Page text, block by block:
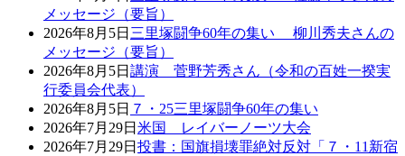
メッセージ（要旨）
2026年8月5日 三里塚闘争60年の集い 柳川秀夫さんの
メッセージ（要旨）
2026年8月5日 講演 菅野芳秀さん（令和の百姓一揆実
行委員会代表）
2026年8月5日 ７・25三里塚闘争60年の集い
2026年7月29日 米国 レイバーノーツ大会
2026年7月29日 投書：国旗損壊罪絶対反対「７・11新宿